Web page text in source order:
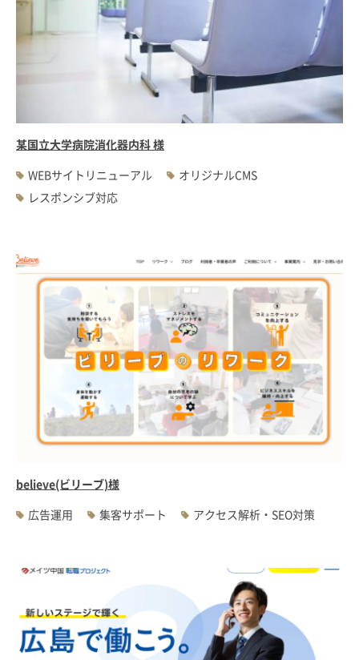
某国立大学病院消化器内科 様
WEBサイトリニューアル
オリジナルCMS
レスポンシブ対応
believe(ビリーブ)様
広告運用
集客サポート アクセス解析・SEO対策